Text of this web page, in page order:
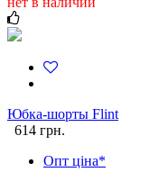
Юбка-шорты Flint
614 грн.
Опт ціна*